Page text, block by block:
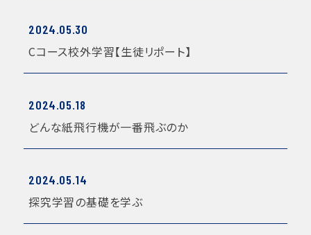
2024.05.30
Cコース校外学習【生徒リポート】
2024.05.18
どんな紙飛行機が一番飛ぶのか
2024.05.14
探究学習の基礎を学ぶ